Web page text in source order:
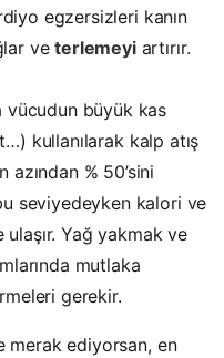
egzersizleri kanın
veterlemeyiartırır.
vücudun büyük kas
kullanılarak kalp atış
azından % 50’sini
seviyedeyken kalori ve
Yağ yakmak ve
mutlaka
gerekir.
merak ediyorsan, en